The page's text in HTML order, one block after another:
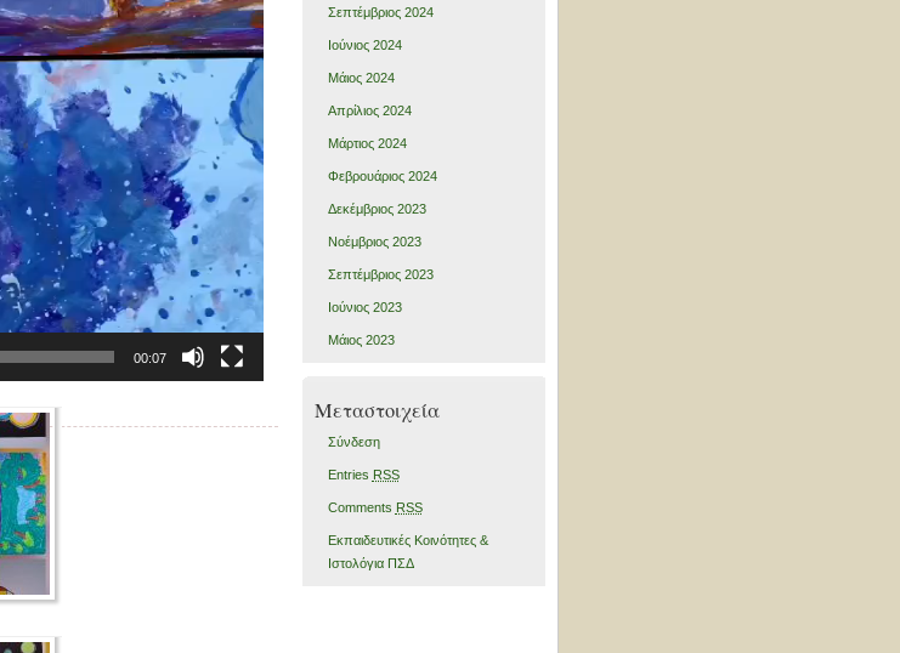
00:07
Σεπτέμβριος 2024
Ιούνιος 2024
Μάιος 2024
Απρίλιος 2024
Μάρτιος 2024
Φεβρουάριος 2024
Δεκέμβριος 2023
Νοέμβριος 2023
Σεπτέμβριος 2023
Ιούνιος 2023
Μάιος 2023
Μεταστοιχεία
Σύνδεση
Entries RSS
Comments RSS
Εκπαιδευτικές Κοινότητες &
Ιστολόγια ΠΣΔ